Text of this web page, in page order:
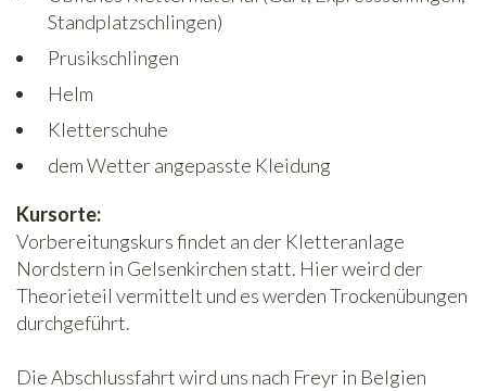
Standplatzschlingen)
Prusikschlingen
Helm
Kletterschuhe
dem Wetter angepasste Kleidung
Kursorte:
Vorbereitungskurs findet an der Kletteranlage
Nordstern in Gelsenkirchen statt. Hier weird der
Theorieteil vermittelt und es werden Trockenübungen
durchgeführt.
Die Abschlussfahrt wird uns nach Freyr in Belgien